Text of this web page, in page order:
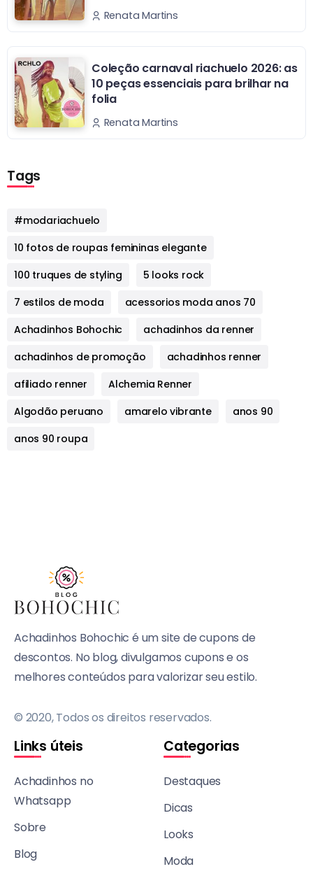
Renata Martins
Coleção carnaval riachuelo 2026: as
10 peças essenciais para brilhar na
folia
Renata Martins
Tags
#modariachuelo
10 fotos de roupas femininas elegante
100 truques de styling
5 looks rock
7 estilos de moda
acessorios moda anos 70
Achadinhos Bohochic
achadinhos da renner
achadinhos de promoção
achadinhos renner
afiliado renner
Alchemia Renner
Algodão peruano
amarelo vibrante
anos 90
anos 90 roupa
Achadinhos Bohochic é um site de cupons de
descontos. No blog, divulgamos cupons e os
melhores conteúdos para valorizar seu estilo.
© 2020, Todos os direitos reservados.
Links úteis
Achadinhos no
Whatsapp
Sobre
Blog
Categorias
Destaques
Dicas
Looks
Moda